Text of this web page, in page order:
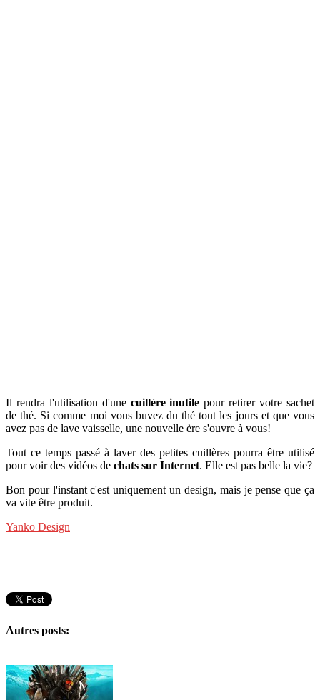
Il rendra l'utilisation d'une cuillère inutile pour retirer votre sachet
de thé. Si comme moi vous buvez du thé tout les jours et que vous
avez pas de lave vaisselle, une nouvelle ère s'ouvre à vous!
Tout ce temps passé à laver des petites cuillères pourra être utilisé
pour voir des vidéos de chats sur Internet. Elle est pas belle la vie?
Bon pour l'instant c'est uniquement un design, mais je pense que ça
va vite être produit.
Yanko Design
Autres posts: